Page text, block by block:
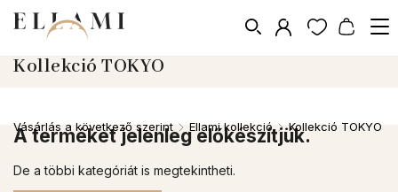
Vásárlás a következő szerint / Ellami kollekció / Kollekció TOKYO
Kollekció TOKYO
A terméket jelenleg előkészítjük.
De a többi kategóriát is megtekintheti.